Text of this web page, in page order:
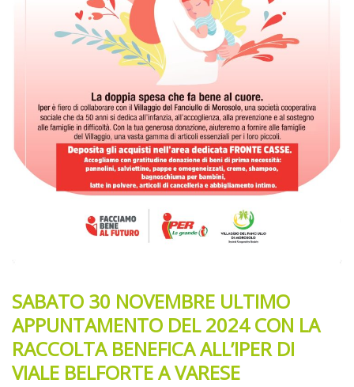
SABATO 30 NOVEMBRE ULTIMO
APPUNTAMENTO DEL 2024 CON LA
RACCOLTA BENEFICA ALL’IPER DI
VIALE BELFORTE A VARESE